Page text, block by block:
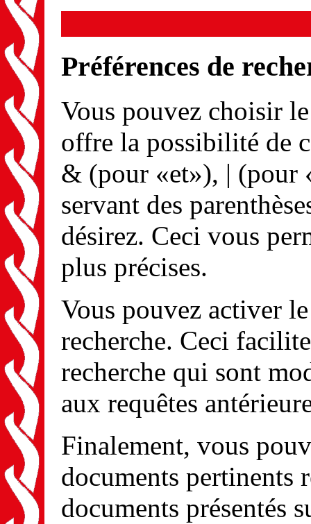
Préférences de
Vous pouvez choisir
offre la possibilité de
& (pour «et»), | (pour
servant des
désirez. Ceci vous
plus précises.
Vous pouvez activer
recherche. Ceci
recherche qui sont
aux requêtes
Finalement, vous
documents pertinents
documents présentés